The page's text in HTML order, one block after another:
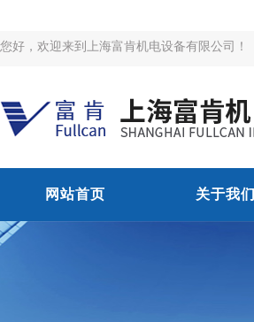
您好，欢迎来到上海富肯机电设备有限公司！
网站首页 关于我们